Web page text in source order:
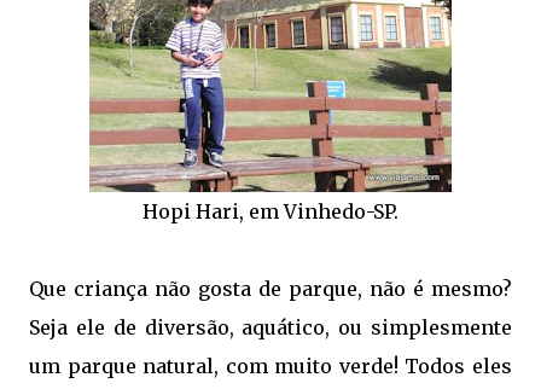
Hopi Hari, em Vinhedo-SP.
Que criança não gosta de parque, não é mesmo?
Seja ele de diversão, aquático, ou simplesmente
um parque natural, com muito verde! Todos eles